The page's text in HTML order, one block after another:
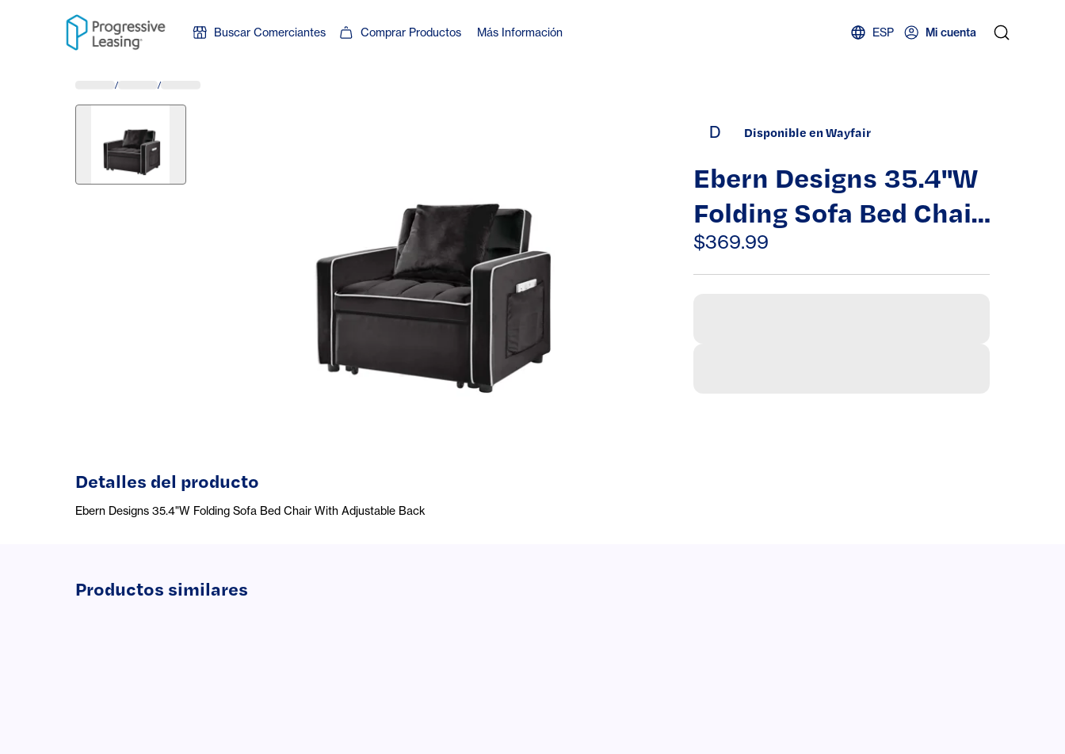
Skip to content
Buscar Comerciantes Comprar Productos Más Información ESP Mi cuenta
/ /
Detalles del producto
Ebern Designs 35.4"W Folding Sofa Bed Chair With Adjustable Back
D Disponible en Wayfair
Ebern Designs 35.4"W
Folding Sofa Bed Chair
With Adjustable Back
$369.99
Productos similares